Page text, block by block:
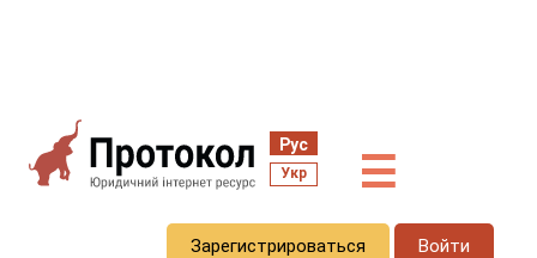
Рус
Укр ☰
Зарегистрироваться Войти